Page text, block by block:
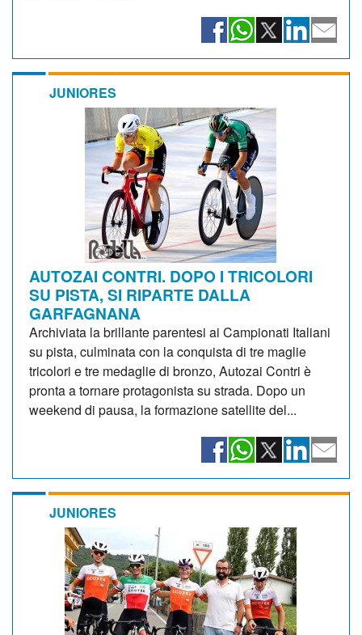
JUNIORES
AUTOZAI CONTRI. DOPO I TRICOLORI
SU PISTA, SI RIPARTE DALLA
GARFAGNANA
Archiviata la brillante parentesi ai Campionati Italiani
su pista, culminata con la conquista di tre maglie
tricolori e tre medaglie di bronzo, Autozai Contri è
pronta a tornare protagonista su strada. Dopo un
weekend di pausa, la formazione satellite del...
JUNIORES